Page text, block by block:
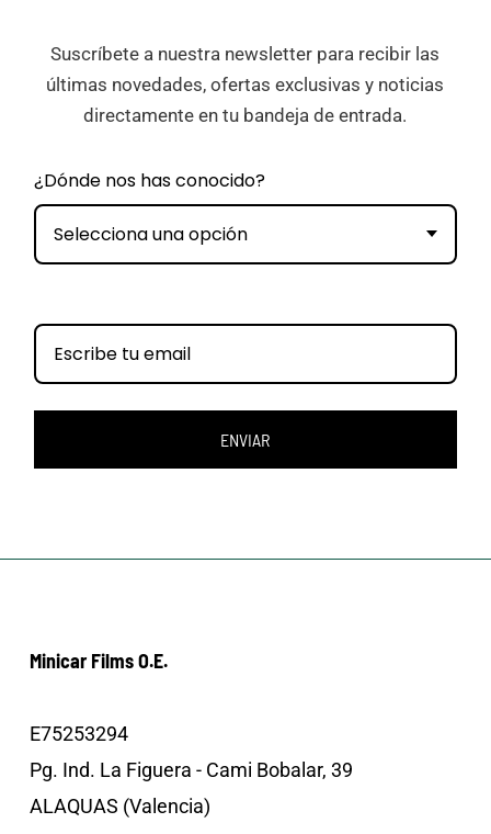
Suscríbete a nuestra newsletter para recibir las
últimas novedades, ofertas exclusivas y noticias
directamente en tu bandeja de entrada.
¿Dónde nos has conocido?
Selecciona una opción
ENVIAR
Minicar Films O.E.
E75253294
Pg. Ind. La Figuera - Cami Bobalar, 39
ALAQUAS (Valencia)